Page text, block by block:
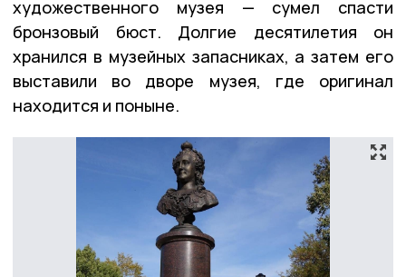
художественного музея — сумел спасти
бронзовый бюст. Долгие десятилетия он
хранился в музейных запасниках, а затем его
выставили во дворе музея, где оригинал
находится и поныне.